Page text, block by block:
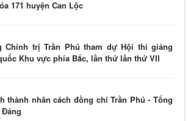
171 huyện Can Lộc
Chính trị Trần Phú tham dự Hội thi giảng
Khu vực phía Bắc, lần thứ lần thứ VII
thành nhân cách đồng chí Trần Phú - Tổng